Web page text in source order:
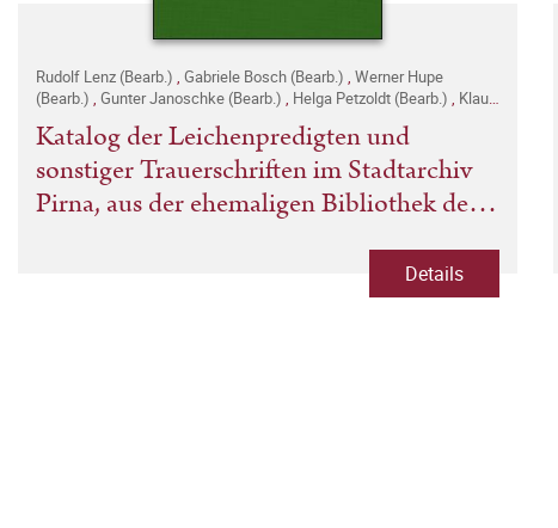
Rudolf Lenz (Bearb.) Gabriele Bosch (Bearb.) Werner Hupe
(Bearb.) Gunter Janoschke (Bearb.) Helga Petzoldt (Bearb.)
Klaus
Katalog der Leichenpredigten und
sonstiger Trauerschriften im Stadtarchiv
Pirna, aus der ehemaligen Bibliothek der
Nachträge zu den Beständen von St. Ni
Details